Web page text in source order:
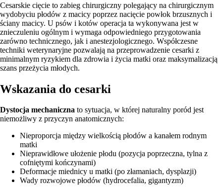
Cesarskie cięcie to zabieg chirurgiczny polegający na chirurgicznym
wydobyciu płodów z macicy poprzez nacięcie powłok brzusznych i
ściany macicy. U psów i kotów operacja ta wykonywana jest w
znieczuleniu ogólnym i wymaga odpowiedniego przygotowania
zarówno technicznego, jak i anestezjologicznego. Współczesne
techniki weterynaryjne pozwalają na przeprowadzenie cesarki z
minimalnym ryzykiem dla zdrowia i życia matki oraz maksymalizacją
szans przeżycia młodych.
Wskazania do cesarki
Dystocja mechaniczna to sytuacja, w której naturalny poród jest
niemożliwy z przyczyn anatomicznych:
Nieproporcja między wielkością płodów a kanałem rodnym
matki
Nieprawidłowe ułożenie płodu (pozycja poprzeczna, tylna z
cofniętymi kończynami)
Deformacje miednicy u matki (po złamaniach, dysplazji)
Wady rozwojowe płodów (hydrocefalia, gigantyzm)